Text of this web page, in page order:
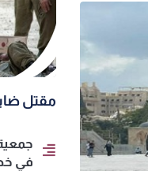
مقتل
في